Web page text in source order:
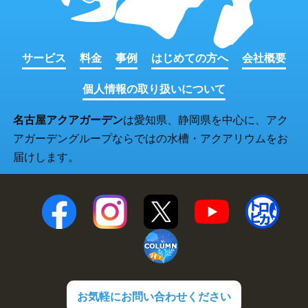
サービス 料金 事例 はじめての方へ 会社概要
個人情報の取り扱いについて
名古屋アクアガーデンは愛知県、静岡県を中心に、アク
アガーデングループならではの水槽・アクアリウムをお
届けします。
お気軽にお問い合わせください